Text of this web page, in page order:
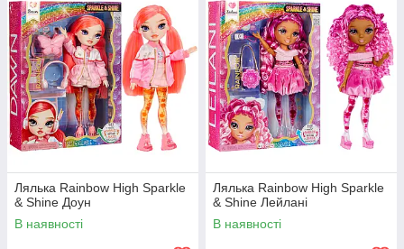
Лялька Rainbow High Sparkle
& Shine Доун
В наявності
Лялька Rainbow High Sparkle
& Shine Лейлані
В наявності